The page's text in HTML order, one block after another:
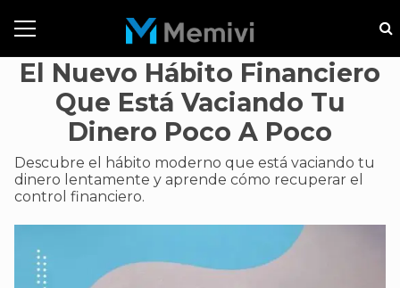
El Nuevo Hábito Financiero
Que Está Vaciando Tu
Dinero Poco A Poco
Descubre el hábito moderno que está vaciando tu
dinero lentamente y aprende cómo recuperar el
control financiero.